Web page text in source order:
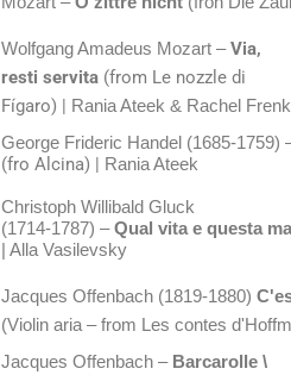
Wolfgang Amadeus Mozart –Via,
resti servita (from Le nozzle di
Fígaro) | Rania Ateek & Rachel
George Frideric Handel (1685-1759)
(fro Alcina) | Rania Ateek
Christoph Willibald Gluck
(1714-1787) –Qual vita e questa
| Alla Vasilevsky
Jacques Offenbach (1819-1880)
(Violin aria – from Les contes
Jacques Offenbach –Barcarolle \